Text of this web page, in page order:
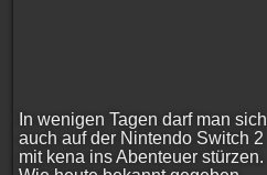
In wenigen Tagen darf man sich
auch auf der Nintendo Switch 2
mit kena ins Abenteuer stürzen.